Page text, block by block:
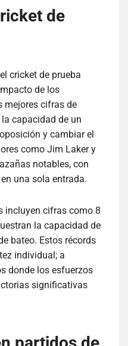
de
cricket de prueba
de los
mejores cifras de
capacidad de un
y cambiar el
como Jim Laker y
notables, con
una sola entrada.
incluyen cifras como 8
la capacidad de
bateo. Estos récords
individual; a
donde los esfuerzos
significativas